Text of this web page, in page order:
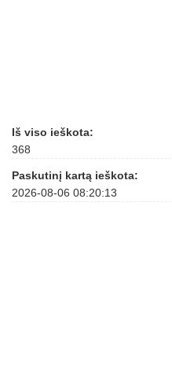
Iš viso ieškota:
368
Paskutinį kartą ieškota:
2026-08-06 08:20:13